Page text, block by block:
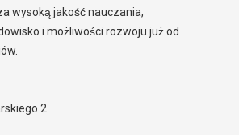
wysoką jakość nauczania,
i możliwości rozwoju już od
2